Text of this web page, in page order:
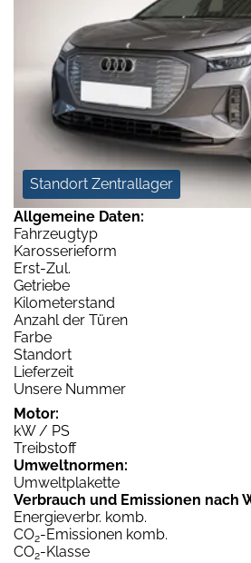
Standort Zentrallager
Allgemeine Daten:
Fahrzeugtyp
Karosserieform
Erst-Zul.
Getriebe
Kilometerstand
Anzahl der Türen
Farbe
Standort
Lieferzeit
Unsere Nummer
Motor:
kW / PS
Treibstoff
Umweltnormen:
Umweltplakette
Verbrauch und Emissionen nach
Energieverbr. komb.
CO2-Emissionen komb.
CO2-Klasse